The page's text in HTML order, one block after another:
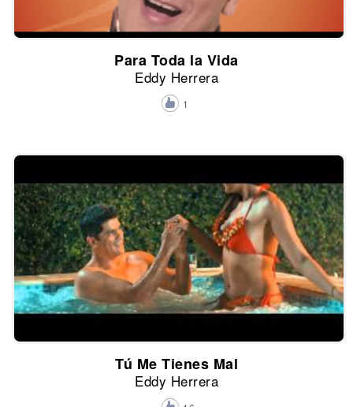
Para Toda la Vida
Eddy Herrera
1
Tú Me Tienes Mal
Eddy Herrera